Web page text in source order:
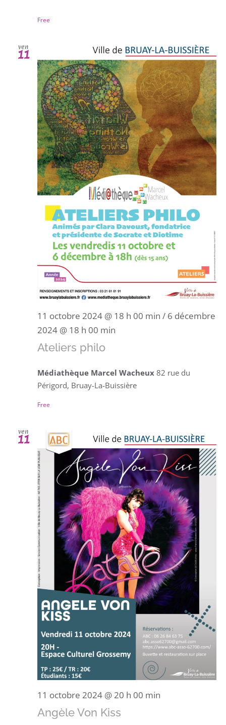
Free
ven
11
11 octobre 2024 @ 18 h 00 min / 6 décembre
2024 @ 18 h 00 min
Ateliers philo
Médiathèque Marcel Wacheux 82 rue du
Périgord, Bruay-La-Buissière
Free
ven
11
11 octobre 2024 @ 20 h 00 min
Angèle Von Kiss